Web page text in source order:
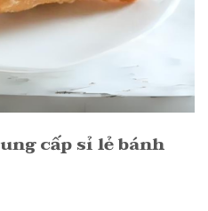
cấp sỉ lẻ bánh